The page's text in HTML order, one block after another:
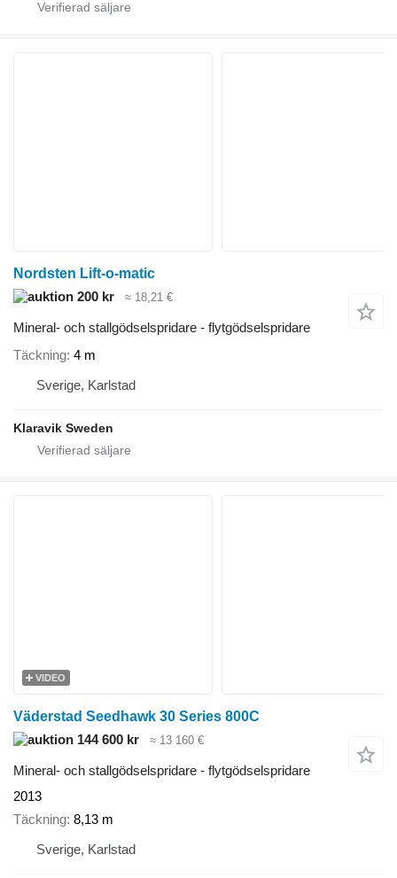
Nordsten Lift-o-matic
200 kr
≈ 18,21 €
Mineral- och stallgödselspridare - flytgödselspridare
Täckning 4 m
Sverige, Karlstad
Klaravik Sweden
VIDEO
Väderstad Seedhawk 30 Series 800C
144 600 kr
≈ 13 160 €
Mineral- och stallgödselspridare - flytgödselspridare
2013
Täckning 8,13 m
Sverige, Karlstad